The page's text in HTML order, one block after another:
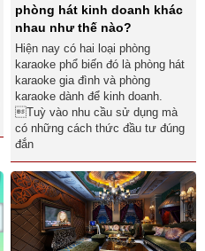
phòng hát kinh doanh khác
nhau như thế nào?
Hiện nay có hai loại phòng
karaoke phổ biến đó là phòng hát
karaoke gia đình và phòng
karaoke dành để kinh doanh.
Tuỳ vào nhu cầu sử dụng mà
có những cách thức đầu tư đúng
đắn